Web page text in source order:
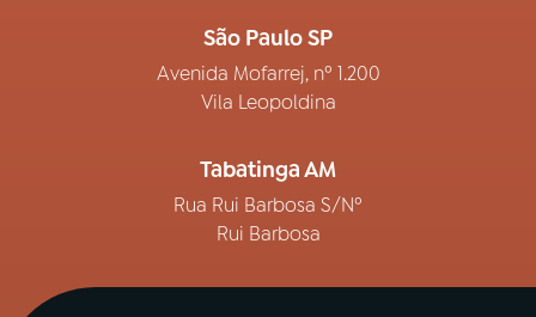
São Paulo SP
Avenida Mofarrej, nº 1.200
Vila Leopoldina
Tabatinga AM
Rua Rui Barbosa S/Nº
Rui Barbosa